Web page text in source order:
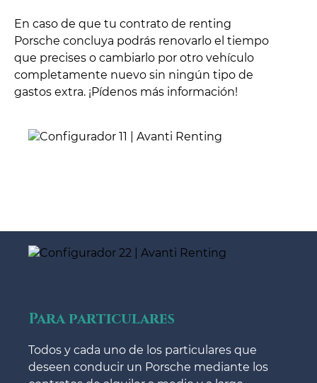
En caso de que tu contrato de renting
Porsche concluya podrás renovarlo el tiempo
que precises o cambiarlo por otro vehículo
completamente nuevo sin ningún tipo de
gastos extra. ¡Pídenos más información!
Para particulares
Todos y cada uno de los particulares que
deseen conducir un Porsche mediante los